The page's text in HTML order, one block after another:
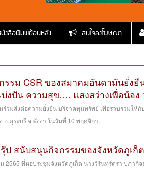
งสือพิมพ์ย้อนหลัง สนใจลงโฆษณา
รรม CSR ของสมาคมอันดามันยั่งยื
บ่งปัน ความสุข…. แสงสว่างเพื่อน้อง
วมส่งต่อความยั่งยืน บริจาคทุนทรัพย์ เพื่อรวบรวมให้กับ
อ.คุระบรี จ.พังงา ในวันที่ 10 พฤศจิกา...
ป สนับสนุนกิจกรรมของจังหวัดภูเก็ต
2565 ที่หอประชุมจังหวัดภูเก็ต นางวิรินทร์ตรา ปภากิ